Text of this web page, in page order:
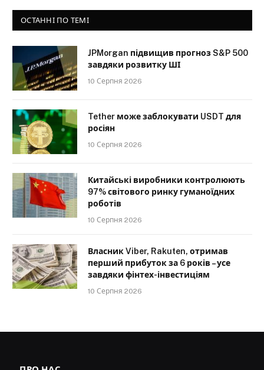
ОСТАННІ ПО ТЕМІ
JPMorgan підвищив прогноз S&P 500
завдяки розвитку ШІ
10 Серпня 2026
Tether може заблокувати USDT для
росіян
10 Серпня 2026
Китайські виробники контролюють
97% світового ринку гуманоїдних
роботів
10 Серпня 2026
Власник Viber, Rakuten, отримав
перший прибуток за 6 років – усе
завдяки фінтех-інвестиціям
10 Серпня 2026